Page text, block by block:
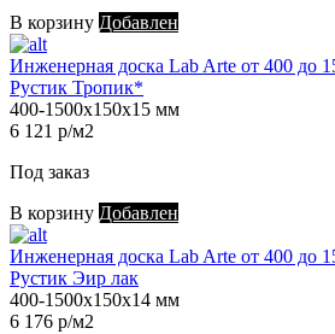
В корзину Добавлен
Инженерная доска Lab Arte от 400 до
Рустик Тропик*
400-1500х150х15 мм
6 121 р/м2
Под заказ
В корзину Добавлен
Инженерная доска Lab Arte от 400 до
Рустик Эир лак
400-1500х150х14 мм
6 176 р/м2